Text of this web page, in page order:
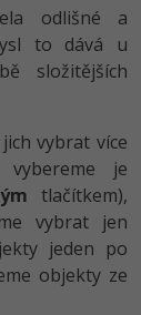
odlišné a
to dává u
složitějších
vybrat více
je
tlačítkem),
vybrat jen
jeden po
objekty ze